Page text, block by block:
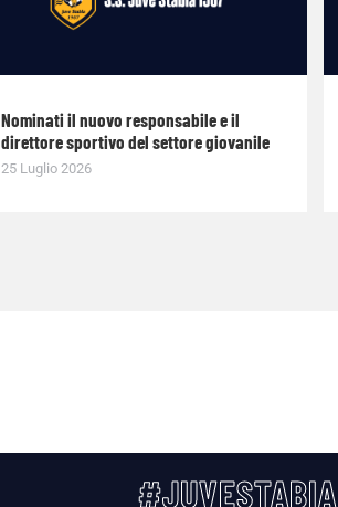
Nominati il nuovo responsabile e il
direttore sportivo del settore giovanile
25 Luglio 2026
#JUVESTABIA